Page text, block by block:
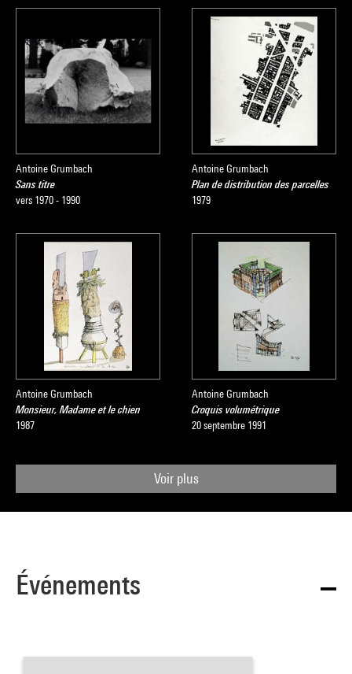
Antoine Grumbach
Sans titre
vers 1970 - 1990
Antoine Grumbach
Plan de distribution des parcelles
1979
Antoine Grumbach
Monsieur, Madame et le chien
1987
Antoine Grumbach
Croquis volumétrique
20 septembre 1991
Voir plus
Événements